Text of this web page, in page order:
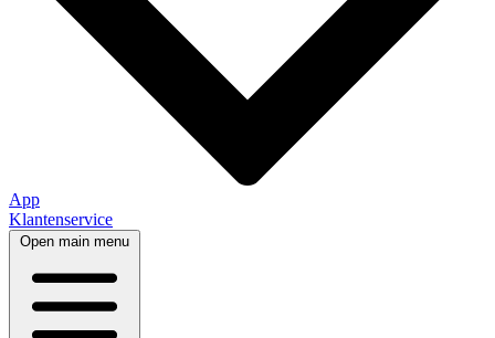
App
Klantenservice
Open main menu